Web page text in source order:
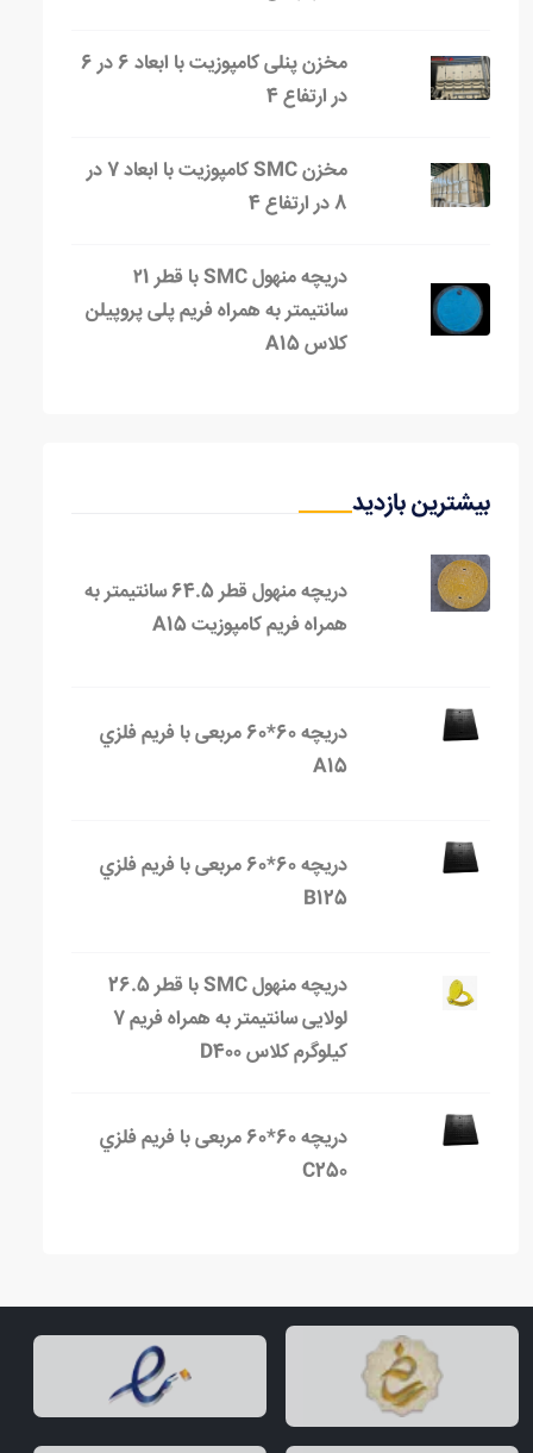
مخزن پنلی کامپوزیت با ابعاد 6 در 6
در ارتفاع 4
مخزن SMC کامپوزیت با ابعاد 7 در
8 در ارتفاع 4
دریچه منهول SMC با قطر ۲1
سانتیمتر به همراه فریم پلی پروپیلن
کلاس A15
بیشترین بازدید
دریچه منهول قطر 64.5 سانتیمتر به
همراه فریم کامپوزیت A15
دریچه 60*60 مربعی با فریم فلزي
A15
دریچه 60*60 مربعی با فریم فلزي
B125
دریچه منهول SMC با قطر 26.5
لولایی سانتیمتر به همراه فریم 7
کیلوگرم کلاس D400
دریچه 60*60 مربعی با فریم فلزي
C250